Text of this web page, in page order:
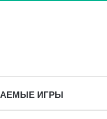
ИГРЫ